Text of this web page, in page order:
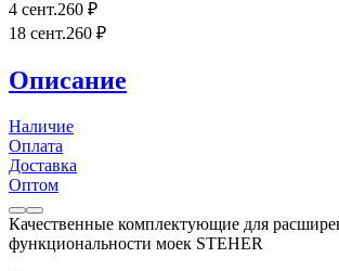
4 сент.260 ₽
18 сент.260 ₽
Описание
Наличие
Оплата
Доставка
Оптом
Качественные комплектующие для
функциональности моек STEHER